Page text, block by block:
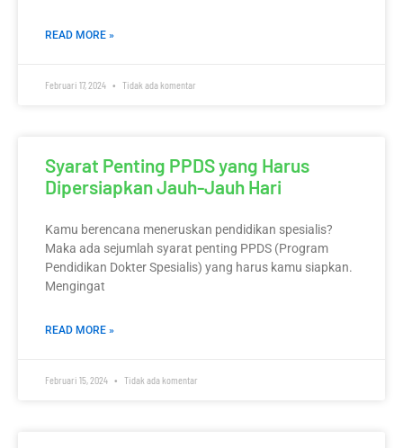
READ MORE »
Februari 17, 2024 Tidak ada komentar
Syarat Penting PPDS yang Harus
Dipersiapkan Jauh-Jauh Hari
Kamu berencana meneruskan pendidikan spesialis?
Maka ada sejumlah syarat penting PPDS (Program
Pendidikan Dokter Spesialis) yang harus kamu siapkan.
Mengingat
READ MORE »
Februari 15, 2024 Tidak ada komentar